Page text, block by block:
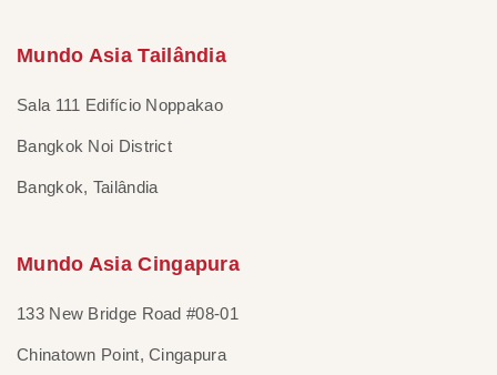
Mundo Asia Tailândia
Sala 111 Edifício Noppakao
Bangkok Noi District
Bangkok, Tailândia
Mundo Asia Cingapura
133 New Bridge Road #08-01
Chinatown Point, Cingapura